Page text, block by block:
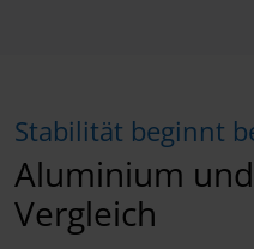
Stabilität beginnt
Aluminium
Vergleich